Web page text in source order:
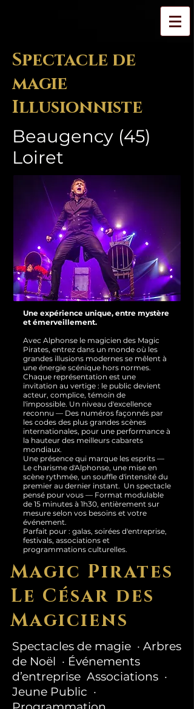
Spectacle de
magie
Illusionniste
Beaugency (45)
Loiret
Une expérience unique, entre mystère
et émerveillement.
Avec Alphonse le magicien des Magic
Pirates, entrez dans un monde où les
grandes illusions modernes se mêlent à
une énergie scénique hors normes.
Chaque représentation est une
invitation au vertige : le public devient
acteur, complice, témoin de
l'impossible. Un niveau d'excellence
reconnu — Des numéros façonnés par
les codes des plus grandes scènes
internationales, pour une performance à
la hauteur des meilleurs cabarets
mondiaux.
Une présence qui marque les esprits —
Le charisme d'Alphonse, une mise en
scène rythmée, un souffle d'intensité du
premier au dernier instant. Un spectacle
pensé pour vous — Format modulable
de 15 minutes à 1h30, entièrement sur
mesure selon vos besoins et votre
événement.
Parfait pour : galas, soirées d'entreprise,
festivals, associations et
programmations culturelles.
Magic Pirates
Le César des
Magiciens
Spectacles de magie · Arbres
de Noël · Événements
d’entreprise Associations ·
Jeune Public ·